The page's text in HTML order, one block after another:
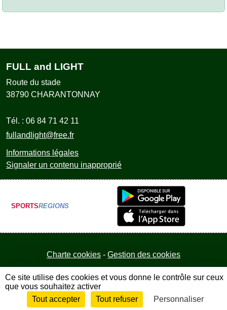
FULL and LIGHT
Route du stade
38790 CHARANTONNAY
Tél. : 06 84 71 42 11
fullandlight@free.fr
Informations légales
Signaler un contenu inapproprié
SPORTSREGIONS
Charte cookies Gestion des cookies
Envie de participer ? Connexion
Ce site utilise des cookies et vous donne le contrôle sur ceux
que vous souhaitez activer
Tout accepter
Tout refuser Personnaliser